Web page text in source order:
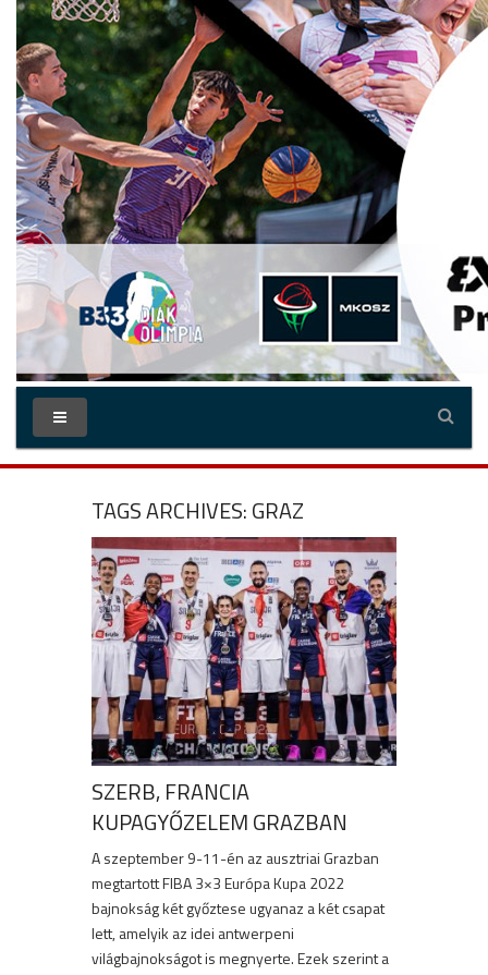
TAGS ARCHIVES: GRAZ
SZERB, FRANCIA
KUPAGYŐZELEM GRAZBAN
A szeptember 9-11-én az ausztriai Grazban
megtartott FIBA 3×3 Európa Kupa 2022
bajnokság két győztese ugyanaz a két csapat
lett, amelyik az idei antwerpeni
világbajnokságot is megnyerte. Ezek szerint a